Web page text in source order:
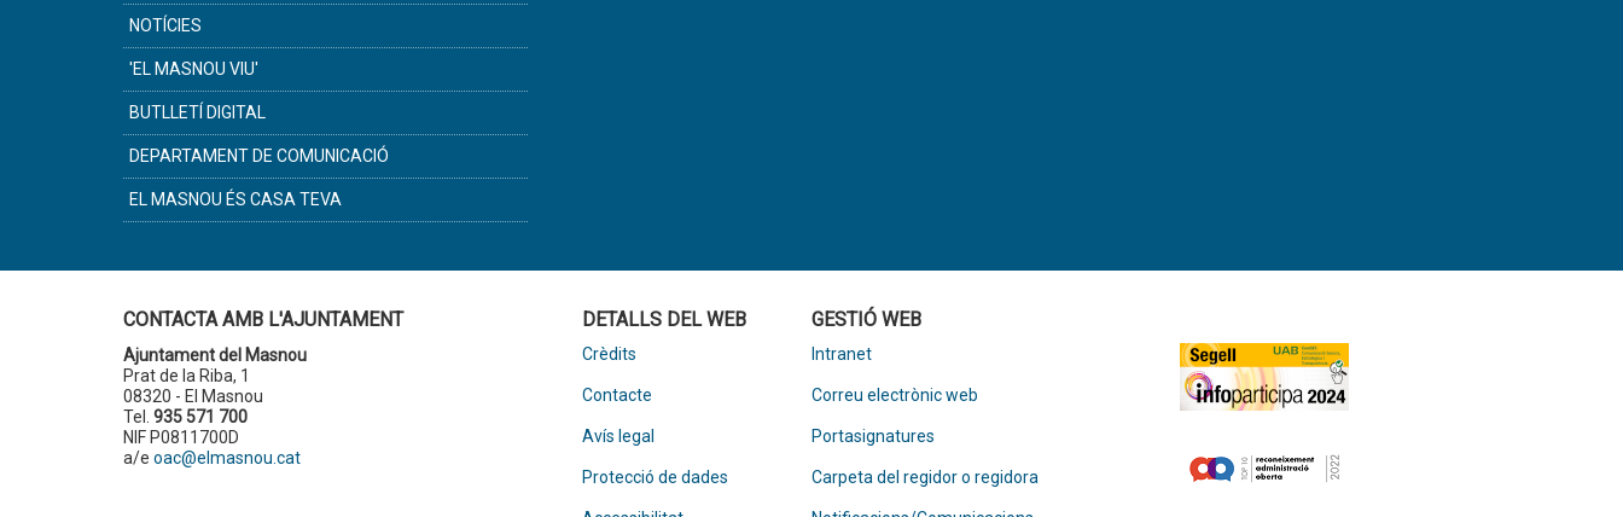
NOTÍCIES
'EL MASNOU VIU'
BUTLLETÍ DIGITAL
DEPARTAMENT DE COMUNICACIÓ
EL MASNOU ÉS CASA TEVA
CONTACTA AMB L'AJUNTAMENT
Ajuntament del Masnou
Prat de la Riba, 1
08320 - El Masnou
Tel. 935 571 700
NIF P0811700D
a/e oac@elmasnou.cat
DETALLS DEL WEB
Crèdits
Contacte
Avís legal
Protecció de dades
GESTIÓ WEB
Intranet
Correu electrònic web
Portasignatures
Carpeta del regidor o regidora